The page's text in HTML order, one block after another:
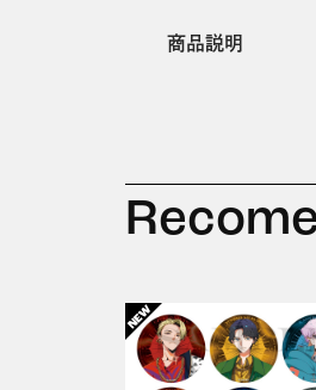
商品説明